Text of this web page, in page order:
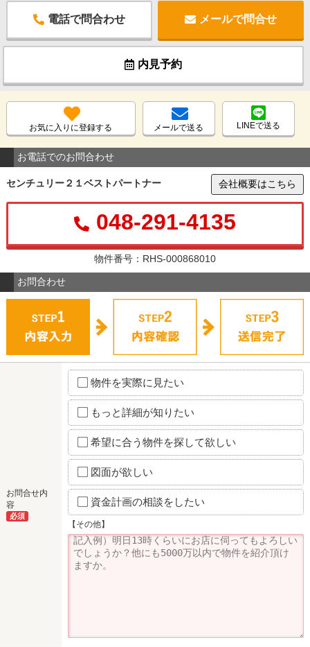
電話で問合わせ メールで問合せ
内見予約
お気に入りに登録する メールで送る LINEで送る
お電話でのお問合わせ
センチュリー２１ベストパートナー 会社概要はこちら
048-291-4135
物件番号：RHS-000868010
お問合わせ
お問合せ内
容
必須
物件を実際に見たい
もっと詳細が知りたい
希望に合う物件を探して欲しい
図面が欲しい
資金計画の相談をしたい
【その他】